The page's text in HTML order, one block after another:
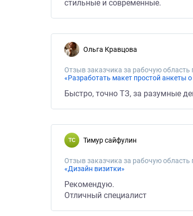
стильные и современные.
Ольга Кравцова
Отзыв заказчика за рабочую область
«Разработать макет простой анкеты
Быстро, точно ТЗ, за разумные
тимур сайфулин
Отзыв заказчика за рабочую область
«Дизайн визитки»
Рекомендую.
Отличный специалист